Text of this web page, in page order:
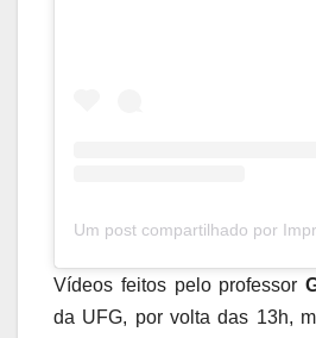
Um post compartilhado por
Vídeos feitos pelo professor
da UFG, por volta das 13h,